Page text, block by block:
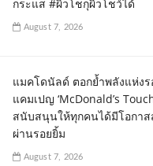
กระแส #ผิวโชกุผิวโชว์ได้
August 7, 2026
แมคโดนัลด์ ตอกย้ำพลังแห่ง
แคมเปญ ‘McDonald’s
สนับสนุนให้ทุกคนได้มีโอกา
ผ่านรอยยิ้ม
August 7, 2026